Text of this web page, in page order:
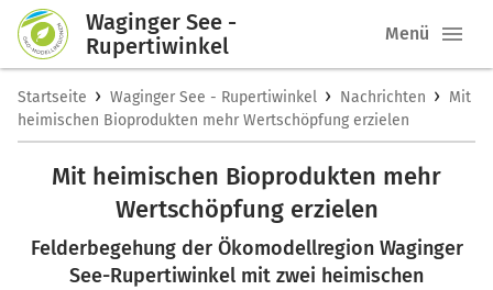
Waginger See -
Rupertiwinkel
Menü
Startseite › Waginger See - Rupertiwinkel › Nachrichten › Mit
heimischen Bioprodukten mehr Wertschöpfung erzielen
Mit heimischen Bioprodukten mehr
Wertschöpfung erzielen
Felderbegehung der Ökomodellregion Waginger
See-Rupertiwinkel mit zwei heimischen